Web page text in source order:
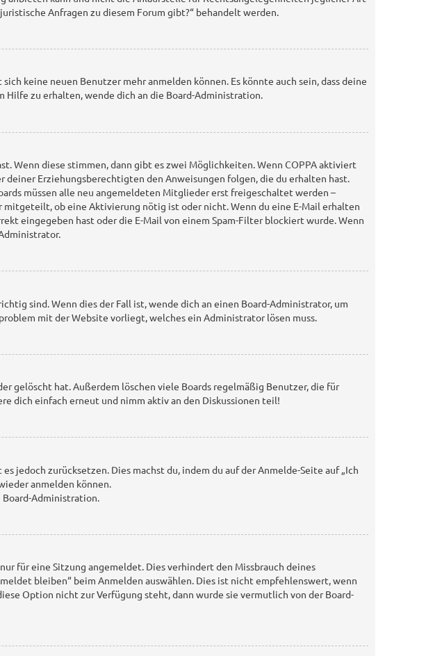
Anfragen zu diesem Forum gibt?“ behandelt werden.
keine neuen Benutzer mehr anmelden können. Es könnte auch sein, dass deine
Hilfe zu erhalten, wende dich an die Board-Administration.
Wenn diese stimmen, dann gibt es zwei Möglichkeiten. Wenn COPPAaktiviert
deiner Erziehungsberechtigten den Anweisungen folgen, die du erhalten hast.
müssen alle neu angemeldeten Mitglieder erst freigeschaltet werden –
ob eine Aktivierung nötig ist oder nicht. Wenn du eine E-Mail erhalten
eingegeben hast oder die E-Mail von einem Spam-Filter blockiert wurde. Wenn
sind. Wenn dies der Fall ist, wende dich an einen Board-Administrator, um
mit der Website vorliegt, welches ein Administrator lösen muss.
gelöscht hat. Außerdem löschen viele Boards regelmäßig Benutzer, die für
dich einfach erneut und nimm aktiv an den Diskussionen teil!
jedoch zurücksetzen. Dies machst du, indem du auf der Anmelde-Seite auf „Ich
anmelden können.
Board-Administration.
für eine Sitzung angemeldet. Dies verhindert den Missbrauch deines
bleiben“ beim Anmelden auswählen. Dies ist nicht empfehlenswert, wenn
Option nicht zur Verfügung steht, dann wurde sie vermutlich von der Board-